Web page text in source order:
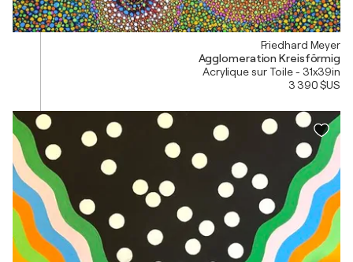
Friedhard Meyer
Agglomeration Kreisförmig
Acrylique sur Toile - 31x39in
3 390 $US